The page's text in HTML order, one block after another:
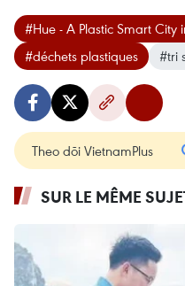
#Hue - A Plastic Smart City
#déchets plastiques
#tri
Theo dõi VietnamPlus
SUR LE MÊME